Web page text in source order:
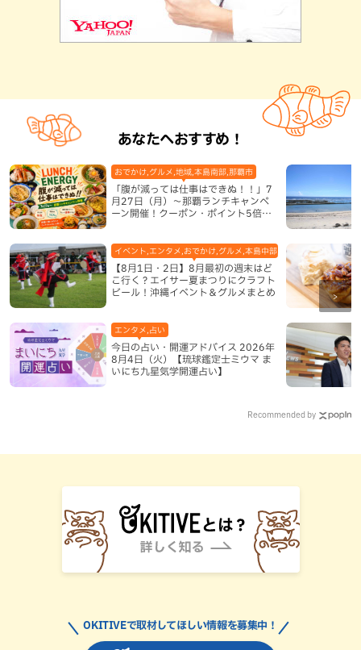
あなたへおすすめ！
「腹が減っては仕事はできぬ！！」7
月27日（月）〜那覇ランチキャンペ
ーン開催！クーポン・ポイント5倍・
おでかけ,グルメ,地域,本島南部,那覇市
【8月1日・2日】8月最初の週末はど
こ行く？エイサー夏まつりにクラフト
ビール！沖縄イベント＆グルメまとめ
イベント,エンタメ,おでかけ,グルメ,本島中部,本島北部,本島南部
今日の占い・開運アドバイス 2026年
8月4日（火）【琉球鑑定士ミウマ ま
いにち九星気学開運占い】
エンタメ,占い
Recommended by
OKITIVEで取材してほしい情報を募集中！